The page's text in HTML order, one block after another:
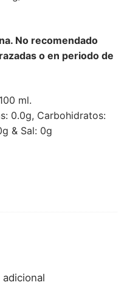
No recomendado
o en periodo de
ml.
0.0g, Carbohidratos:
& Sal: 0g